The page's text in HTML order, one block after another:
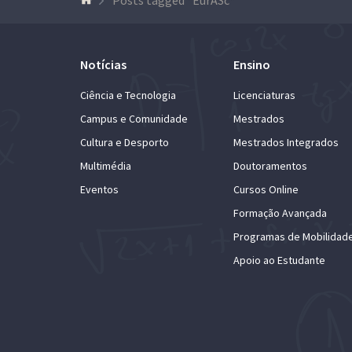
Notícias
Ciência e Tecnologia
Campus e Comunidade
Cultura e Desporto
Multimédia
Eventos
Ensino
Licenciaturas
Mestrados
Mestrados Integrados
Doutoramentos
Cursos Online
Formação Avançada
Programas de
Apoio ao Estudante